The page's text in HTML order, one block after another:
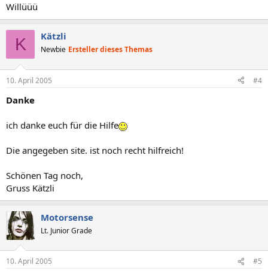
Willüüü
K Kätzli
Newbie Ersteller dieses Themas
10. April 2005 #4
Danke
ich danke euch für die Hilfe
Die angegeben site. ist noch recht hilfreich!
Schönen Tag noch,
Gruss Kätzli
Motorsense
Lt. Junior Grade
10. April 2005 #5